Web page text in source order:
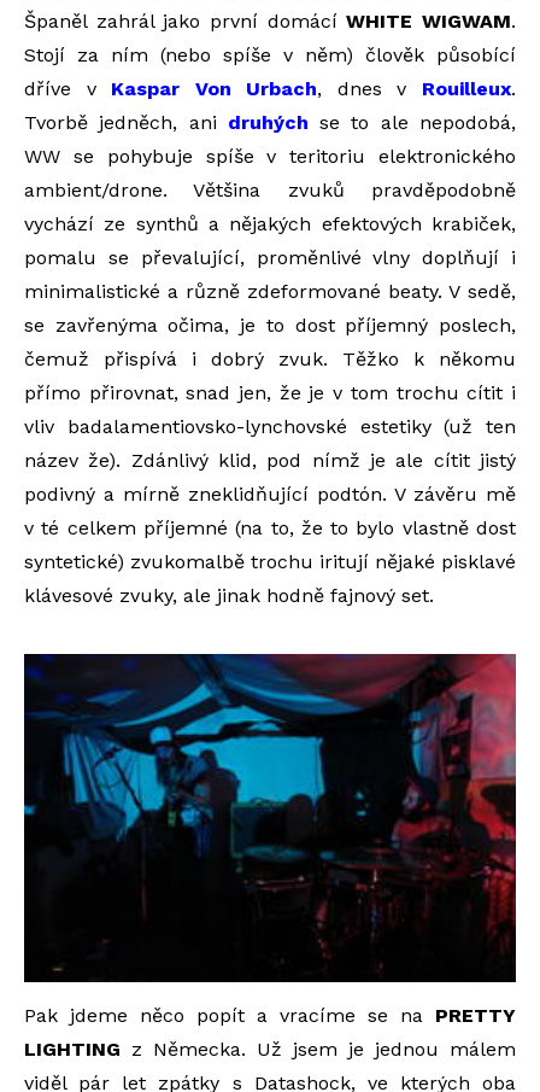
Španěl zahrál jako první domácíWHITE WIGWAM.
Stojí za ním (nebo spíše v něm) člověk působící
dříve v Kaspar Von Urbach, dnes v Rouilleux.
Tvorbě jedněch, ani druhých se to ale nepodobá,
WW se pohybuje spíše v teritoriu elektronického
ambient/drone. Většina zvuků pravděpodobně
vychází ze synthů a nějakých efektových krabiček,
pomalu se převalující, proměnlivé vlny doplňují i
minimalistické a různě zdeformované beaty. V sedě,
se zavřenýma očima, je to dost příjemný poslech,
čemuž přispívá i dobrý zvuk. Těžko k někomu
přímo přirovnat, snad jen, že je v tom trochu cítit i
vliv badalamentiovsko-lynchovské estetiky (už ten
název že). Zdánlivý klid, pod nímž je ale cítit jistý
podivný a mírně zneklidňující podtón. V závěru mě
v té celkem příjemné (na to, že to bylo vlastně dost
syntetické) zvukomalbě trochu iritují nějaké pisklavé
klávesové zvuky, ale jinak hodně fajnový set.
Pak jdeme něco popít a vracíme se na PRETTY
LIGHTING z Německa. Už jsem je jednou málem
viděl pár let zpátky s Datashock, ve kterých oba